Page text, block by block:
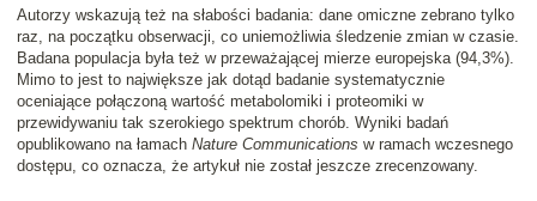
Autorzy wskazują też na słabości badania: dane omiczne zebrano tylko
raz, na początku obserwacji, co uniemożliwia śledzenie zmian w czasie.
Badana populacja była też w przeważającej mierze europejska (94,3%).
Mimo to jest to największe jak dotąd badanie systematycznie
oceniające połączoną wartość metabolomiki i proteomiki w
przewidywaniu tak szerokiego spektrum chorób. Wyniki badań
opublikowano na łamach Nature Communications w ramach wczesnego
dostępu, co oznacza, że artykuł nie został jeszcze zrecenzowany.